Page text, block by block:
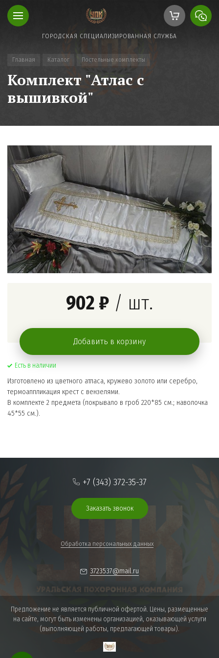
ГОРОДСКАЯ СПЕЦИАЛИЗИРОВАННАЯ СЛУЖБА
Главная Каталог Постельные комплекты
Комплект "Атлас с
вышивкой"
Есть в наличии
Изготовлено из цветного атласа, кружево золото или серебро,
термоаппликация крест с вензелями.
В комплекте 2 предмета (покрывало в гроб 220*85 см.; наволочка
45*55 см.).
902 ₽ / шт.
Добавить в корзину
+7 (343) 372-35-37
Заказать звонок
Обработка персональных данных
3723537@mail.ru
Предложение не является публичной офертой. Цены, размещенные
на сайте, могут быть изменены организацией, оказывающей услуги
(выполняющей работы, предлагающей товары).